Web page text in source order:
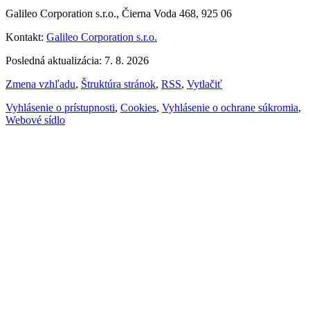
Galileo Corporation s.r.o., Čierna Voda 468, 925 06
Kontakt: Galileo Corporation s.r.o.
Posledná aktualizácia: 7. 8. 2026
Zmena vzhľadu, Štruktúra stránok, RSS, Vytlačiť
Vyhlásenie o prístupnosti, Cookies, Vyhlásenie o ochrane súkromia,
Webové sídlo